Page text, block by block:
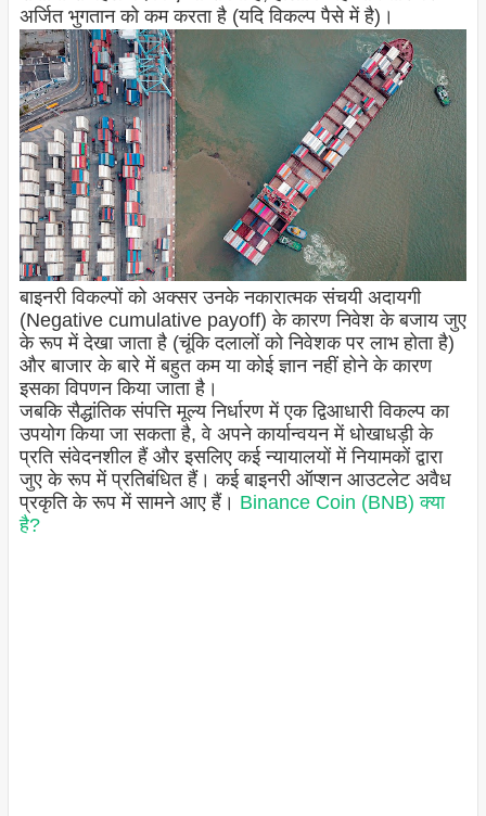
अर्जित भुगतान को कम करता है (यदि विकल्प पैसे में है)।
बाइनरी विकल्पों को अक्सर उनके नकारात्मक संचयी अदायगी
(Negative cumulative payoff) के कारण निवेश के बजाय जुए
के रूप में देखा जाता है (चूंकि दलालों को निवेशक पर लाभ होता है)
और बाजार के बारे में बहुत कम या कोई ज्ञान नहीं होने के कारण
इसका विपणन किया जाता है।
जबकि सैद्धांतिक संपत्ति मूल्य निर्धारण में एक द्विआधारी विकल्प का
उपयोग किया जा सकता है, वे अपने कार्यान्वयन में धोखाधड़ी के
प्रति संवेदनशील हैं और इसलिए कई न्यायालयों में नियामकों द्वारा
जुए के रूप में प्रतिबंधित हैं। कई बाइनरी ऑप्शन आउटलेट अवैध
प्रकृति के रूप में सामने आए हैं। Binance Coin (BNB) क्या
है?